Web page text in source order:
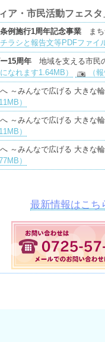
ア・市民活動フェス
例施行1周年記念事業 まち
ラシと報告文等PDFファイ
15周年 地域を支える市民
なれます1.64MB）
（
～みんなで広げる 大きな
）
～みんなで広げる 大きな
）
～みんなで広げる 大きな
）
最新情報はこち